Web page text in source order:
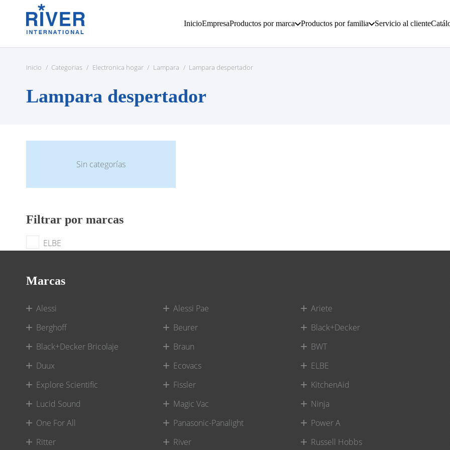
InicioEmpresaProductos por marca Productos por familia Servicio al cliente
Inicio / Categorias / Electronica hogar / Lampara / Lampara despertador
Lampara despertador
Sin categorías
Filtrar por marcas
ELBE
Marcas
Alessi Alessi Pae
Ariete
Berghoff
Beurer
Black+Decker
Black+Decker Bricolaje
Braun
BWT
Duux
Ecovacs
ELBE
Explore Scientific
Fissler
KitchenAid
Lucid Sound
Magic Vac
Ninja
One For All
Panasonic-Panalight
Power A
Ritter
River Russell Hobbs